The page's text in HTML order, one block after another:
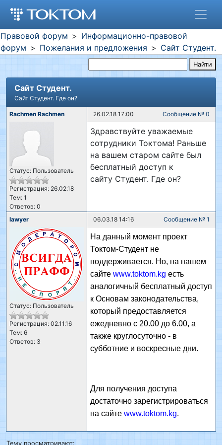
Правовой форум
Информационно-правовой
форум
Пожелания и предложения Сайт Студент.
Найти
Сайт Студент.
Сайт Студент. Где он?
Rachmen Rachmen
Статус: Пользователь
Регистрация: 26.02.18
Тем: 1
Ответов: 0
26.02.18 17:00 Сообщение № 0
Здравствуйте уважаемые
сотрудники Токтома! Раньше
на вашем старом сайте был
бесплатный доступ к
сайту Студент. Где он?
lawyer
Статус: Пользователь
Регистрация: 02.11.16
Тем: 6
Ответов: 3
06.03.18 14:16 Сообщение № 1
На данный момент проект
Токтом-Студент не
поддерживается. Но, на нашем
сайте www.toktom.kg есть
аналогичный бесплатный доступ
к Основам законодательства,
который предоставляется
ежедневно с 20.00 до 6.00, а
также круглосуточно - в
субботние и воскресные дни.
Для получения доступа
достаточно зарегистрироваться
на сайте www.toktom.kg.
Тему просматривают: